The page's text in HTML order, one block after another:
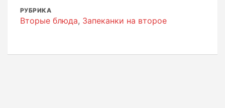
РУБРИКА
Вторые блюда, Запеканки на второе